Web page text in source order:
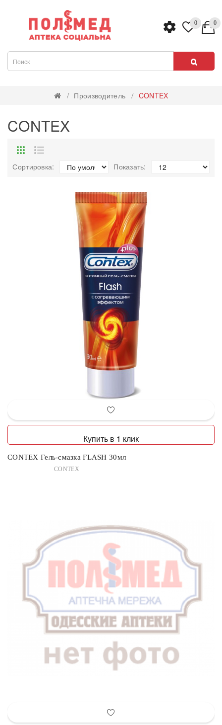
0 0
Производитель CONTEX
CONTEX
Сортировка: Показать:
Купить в 1 клик
CONTEX Гель-смазка FLASH 30мл
CONTEX